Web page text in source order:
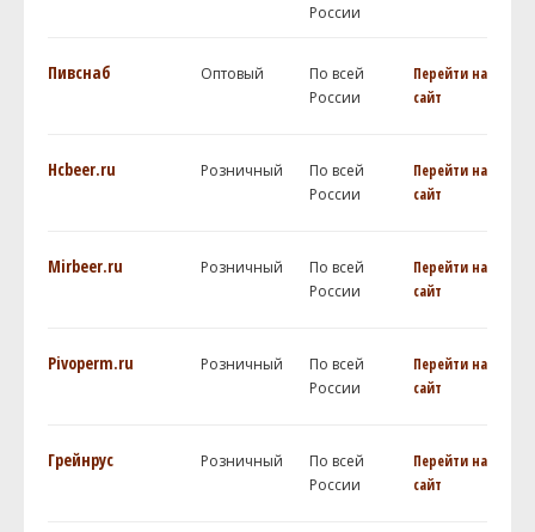
России
Пивснаб Оптовый
По всей
России
Перейти на
сайт
Hcbeer.ru Розничный
По всей
России
Перейти на
сайт
Mirbeer.ru Розничный
По всей
России
Перейти на
сайт
Pivoperm.ru Розничный
По всей
России
Перейти на
сайт
Грейнрус Розничный
По всей
России
Перейти на
сайт